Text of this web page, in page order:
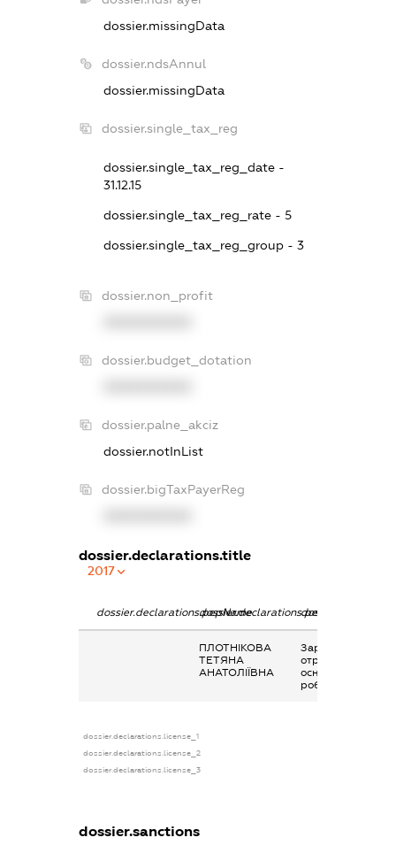
dossier.missingData
dossier.ndsAnnul
dossier.missingData
dossier.single_tax_reg
dossier.single_tax_reg_date -
31.12.15
dossier.single_tax_reg_rate - 5
dossier.single_tax_reg_group - 3
dossier.non_profit
dossier.budget_dotation
dossier.palne_akciz
dossier.notInList
dossier.bigTaxPayerReg
dossier.declarations.title
2017
dossier.declarations.pepNamedossier.declarations.personName
ПЛОТНІКОВА
ТЕТЯНА
АНАТОЛІЇВНА
Заробітна плата
отримана за
основним місцем
роботи
dossier.declarations.license_1
dossier.declarations.license_2
dossier.declarations.license_3
dossier.sanctions